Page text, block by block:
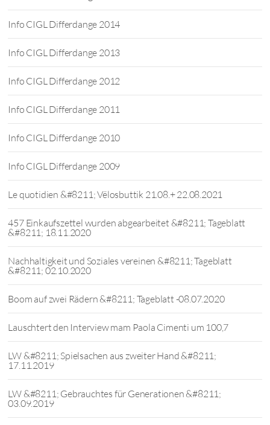
Info CIGL Differdange 2014
Info CIGL Differdange 2013
Info CIGL Differdange 2012
Info CIGL Differdange 2011
Info CIGL Differdange 2010
Info CIGL Differdange 2009
Le quotidien &#8211; Vëlosbuttik 21.08.+ 22.08.2021
457 Einkaufszettel wurden abgearbeitet &#8211; Tageblatt
&#8211; 18.11.2020
Nachhaltigkeit und Soziales vereinen &#8211; Tageblatt
&#8211; 02.10.2020
Boom auf zwei Rädern &#8211; Tageblatt -08.07.2020
Lauschtert den Interview mam Paola Cimenti um 100,7
LW &#8211; Spielsachen aus zweiter Hand &#8211;
17.11.2019
LW &#8211; Gebrauchtes für Generationen &#8211;
03.09.2019